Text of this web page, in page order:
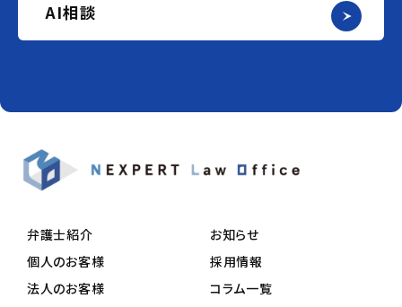
AI相談
弁護士紹介
個人のお客様
法人のお客様
お知らせ
採用情報
コラム一覧